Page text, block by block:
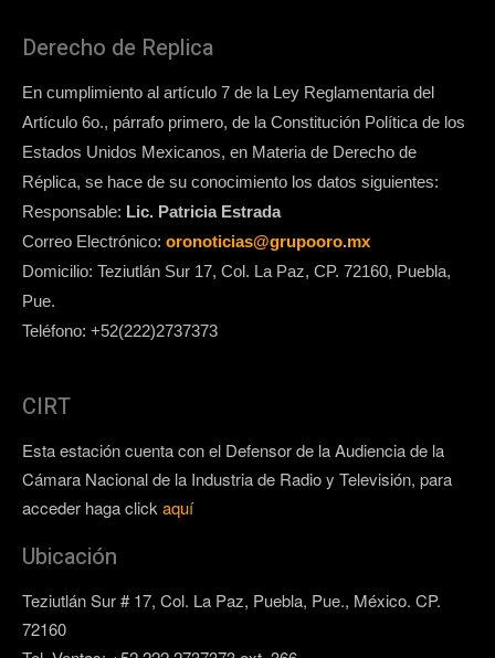
Derecho de Replica
En cumplimiento al artículo 7 de la Ley Reglamentaria del
Artículo 6o., párrafo primero, de la Constitución Política de los
Estados Unidos Mexicanos, en Materia de Derecho de
Réplica, se hace de su conocimiento los datos siguientes:
Responsable: Lic. Patricia Estrada
Correo Electrónico: oronoticias@grupooro.mx
Domicilio: Teziutlán Sur 17, Col. La Paz, CP. 72160, Puebla,
Pue.
Teléfono: +52(222)2737373
CIRT
Esta estación cuenta con el Defensor de la Audiencia de la
Cámara Nacional de la Industria de Radio y Televisión, para
acceder haga click aquí
Ubicación
Teziutlán Sur # 17, Col. La Paz, Puebla, Pue., México. CP.
72160